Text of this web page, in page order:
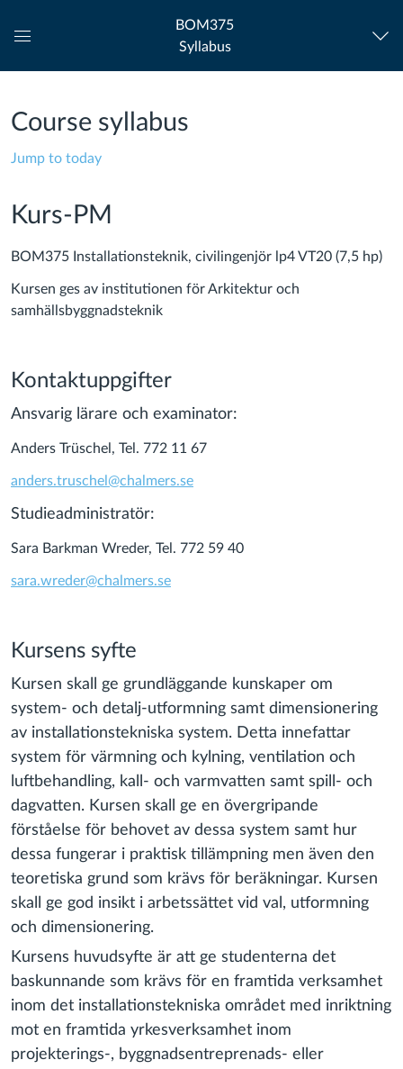
Navigation
BOM375
Syllabus
Course syllabus
Jump to today
Kurs-PM
BOM375 Installationsteknik, civilingenjör lp4 VT20 (7,5 hp)
Kursen ges av institutionen för Arkitektur och
samhällsbyggnadsteknik
Kontaktuppgifter
Ansvarig lärare och examinator:
Anders Trüschel, Tel. 772 11 67
anders.truschel@chalmers.se
Studieadministratör:
Sara Barkman Wreder, Tel. 772 59 40
sara.wreder@chalmers.se
Kursens syfte
Kursen skall ge grundläggande kunskaper om
system- och detalj-utformning samt dimensionering
av installationstekniska system. Detta innefattar
system för värmning och kylning, ventilation och
luftbehandling, kall- och varmvatten samt spill- och
dagvatten. Kursen skall ge en övergripande
förståelse för behovet av dessa system samt hur
dessa fungerar i praktisk tillämpning men även den
teoretiska grund som krävs för beräkningar. Kursen
skall ge god insikt i arbetssättet vid val, utformning
och dimensionering.
Kursens huvudsyfte är att ge studenterna det
baskunnande som krävs för en framtida verksamhet
inom det installationstekniska området med inriktning
mot en framtida yrkesverksamhet inom
projekterings-, byggnadsentreprenads- eller